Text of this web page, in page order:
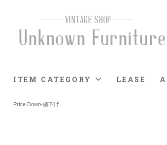
ITEM CATEGORY LEASE
Price Down-値下げ